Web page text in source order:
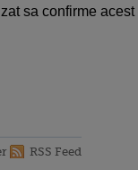
sa confirme acest
RSS Feed